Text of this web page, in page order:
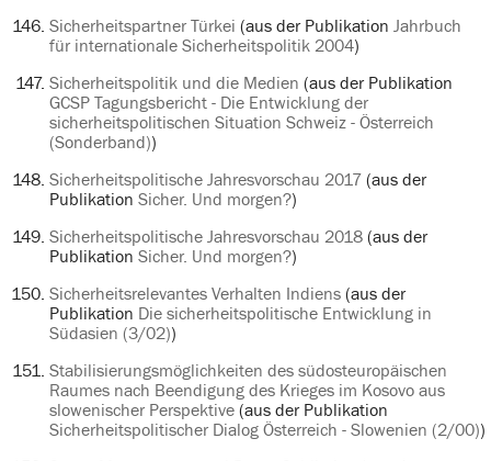
Sicherheitspartner Türkei (aus der Publikation Jahrbuch
für internationale Sicherheitspolitik 2004)
Sicherheitspolitik und die Medien (aus der Publikation
GCSP Tagungsbericht - Die Entwicklung der
sicherheitspolitischen Situation Schweiz - Österreich
(Sonderband))
Sicherheitspolitische Jahresvorschau 2017(aus der
Publikation Sicher. Und morgen?)
Sicherheitspolitische Jahresvorschau 2018(aus der
Publikation Sicher. Und morgen?)
Sicherheitsrelevantes Verhalten Indiens(aus der
Publikation Die sicherheitspolitische Entwicklung in
Südasien (3/02))
Stabilisierungsmöglichkeiten des südosteuropäischen
Raumes nach Beendigung des Krieges im Kosovo aus
slowenischer Perspektive(aus der Publikation
Sicherheitspolitischer Dialog Österreich - Slowenien (2/00))